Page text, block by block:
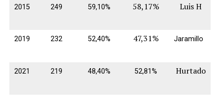
2015 249 59,10% 58,17% Luis H
2019 232 52,40% 47,31% Jaramillo
2021 219 48,40% 52,81% Hurtado